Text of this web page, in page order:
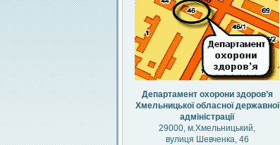
Департамент охорони здоров’я
Хмельницької обласної державної
адміністрації
29000, м.Хмельницький,
вулиця Шевченка, 46